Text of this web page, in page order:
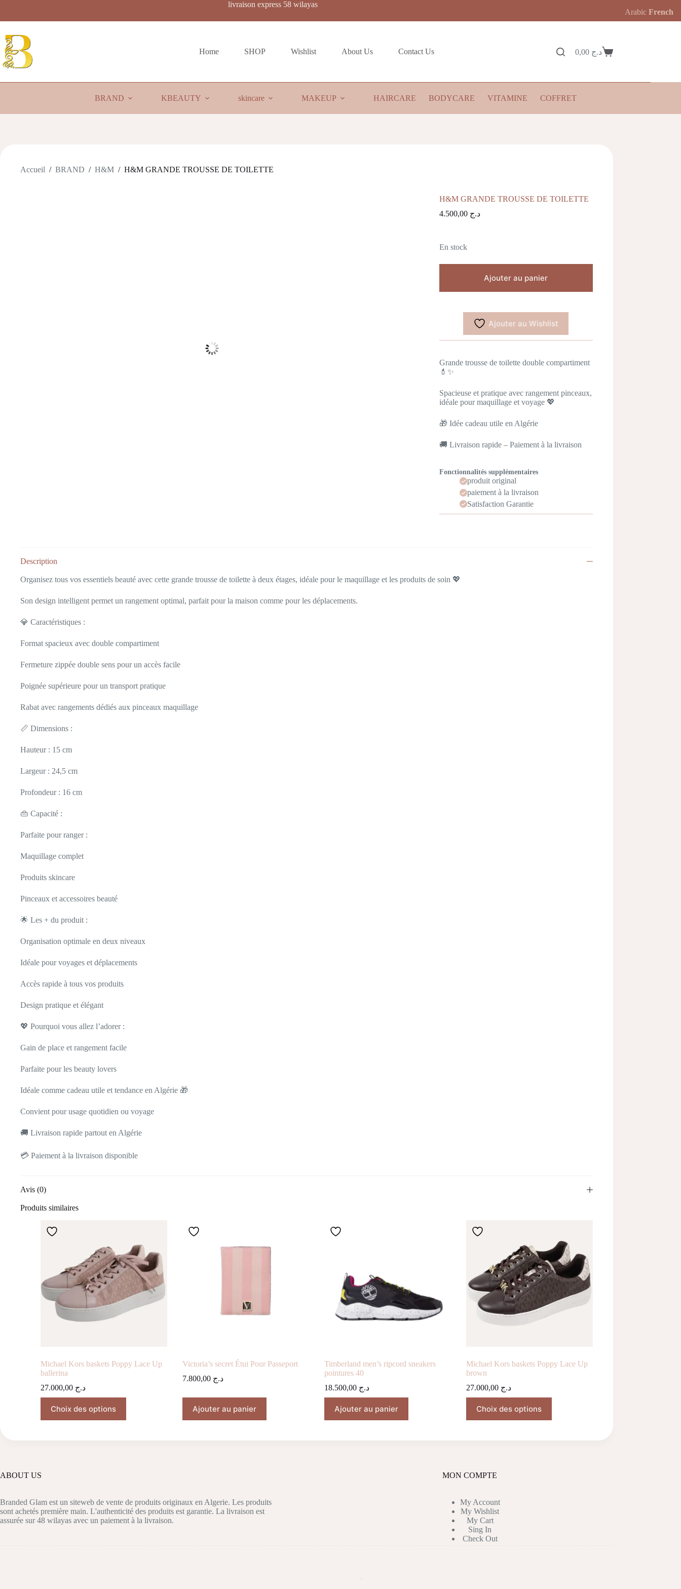
contenu
livraison express 58 wilayas
Home SHOP Wishlist About Us Contact Us
Panierد.ج 0,00
BRAND KBEAUTY skincare MAKEUP HAIRCARE BODYCARE VITAMINE COFFRET
Accueil / BRAND / H&M / H&M GRANDE TROUSSE DE TOILETTE
H&M GRANDE TROUSSE DE TOILETTE
د.ج 4.500,00
En stock
Ajouter au panier
Ajouter au Wishlist
Grande trousse de toilette double compartiment
💄✨
Spacieuse et pratique avec rangement pinceaux,
idéale pour maquillage et voyage 💖
🎁 Idée cadeau utile en Algérie
🚚 Livraison rapide – Paiement à la livraison
Fonctionnalités supplémentaires
produit original
paiement à la livraison
Satisfaction Garantie
Description
Organisez tous vos essentiels beauté avec cette grande trousse de toilette à deux étages, idéale pour le maquillage et les produits de soin 💖
Son design intelligent permet un rangement optimal, parfait pour la maison comme pour les déplacements.
💎 Caractéristiques :
Format spacieux avec double compartiment
Fermeture zippée double sens pour un accès facile
Poignée supérieure pour un transport pratique
Rabat avec rangements dédiés aux pinceaux maquillage
📏 Dimensions :
Hauteur : 15 cm
Largeur : 24,5 cm
Profondeur : 16 cm
👜 Capacité :
Parfaite pour ranger :
Maquillage complet
Produits skincare
Pinceaux et accessoires beauté
🌟 Les + du produit :
Organisation optimale en deux niveaux
Idéale pour voyages et déplacements
Accès rapide à tous vos produits
Design pratique et élégant
💖 Pourquoi vous allez l’adorer :
Gain de place et rangement facile
Parfaite pour les beauty lovers
Idéale comme cadeau utile et tendance en Algérie 🎁
Convient pour usage quotidien ou voyage
🚚 Livraison rapide partout en Algérie
💳 Paiement à la livraison disponible
Avis (0)
Produits similaires
Michael Kors baskets Poppy Lace Up
ballerina
د.ج
Choix des options
produit
a
être
la
page
du
Victoria’s secret Étui Pour Passeport
د.ج 7.800,00
Ajouter au panier
Timberland men’s ripcord sneakers
pointures 40
د.ج 18.500,00
Ajouter au panier
Michael Kors baskets Poppy Lace Up
brown
د.ج 27.000,00
Choix des options
produit
a
être
la
page
du
produit
ABOUT US
Branded Glam est un siteweb de vente de produits originaux en Algerie. Les produits
sont achetés première main. L'authenticité des produits est garantie. La livraison est
assurée sur 48 wilayas avec un paiement à la livraison.
MON COMPTE
My Account
My Wishlist
My Cart
Sing In
Check Out
Arabic French